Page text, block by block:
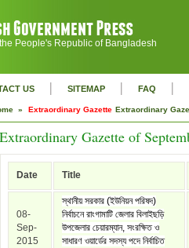
People's Republic of Bangladesh
US | SITEMAP | FAQ |
» Extraordinary Gazette Extraordinary
Extraordinary Gazette of
Date Title
08-
Sep-
2015
স্থানীয় সরকার (ইউনিয়ন পরিষদ)
নির্বাচনে রাংগামাটি জেলার বিলাইছড়ি
উপজেলার চেয়ারম্যান, সংরক্ষিত ও
সাধারণ ওয়ার্ডের সদস্য পদে নির্বাচিত